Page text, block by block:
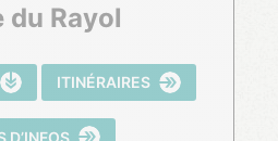
du Rayol
ITINÉRAIRES
D’INFOS